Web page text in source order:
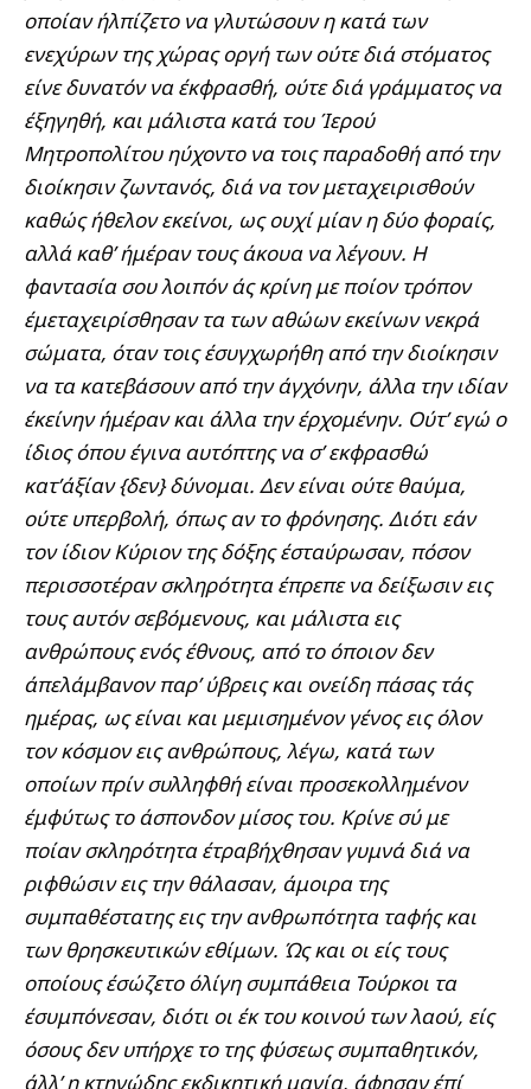
οποίαν ήλπίζετο να γλυτώσουν η κατά των
ενεχύρων της χώρας οργή των ούτε διά στόματος
είνε δυνατόν να έκφρασθή, ούτε διά γράμματος να
έξηγηθή, και μάλιστα κατά του Ίερού
Μητροπολίτου ηύχοντο να τοις παραδοθή από την
διοίκησιν ζωντανός, διά να τον μεταχειρισθούν
καθώς ήθελον εκείνοι, ως ουχί μίαν η δύο φοραίς,
αλλά καθ’ ήμέραν τους άκουα να λέγουν. Η
φαντασία σου λοιπόν άς κρίνη με ποίον τρόπον
έμεταχειρίσθησαν τα των αθώων εκείνων νεκρά
σώματα, όταν τοις έσυγχωρήθη από την διοίκησιν
να τα κατεβάσουν από την άγχόνην, άλλα την ιδίαν
έκείνην ήμέραν και άλλα την έρχομένην. Ούτ’ εγώ ο
ίδιος όπου έγινα αυτόπτης να σ’ εκφρασθώ
κατ’άξίαν {δεν} δύνομαι. Δεν είναι ούτε θαύμα,
ούτε υπερβολή, όπως αν το φρόνησης. Διότι εάν
τον ίδιον Κύριον της δόξης έσταύρωσαν, πόσον
περισσοτέραν σκληρότητα έπρεπε να δείξωσιν εις
τους αυτόν σεβόμενους, και μάλιστα εις
ανθρώπους ενός έθνους, από το όποιον δεν
άπελάμβανον παρ’ ύβρεις και ονείδη πάσας τάς
ημέρας, ως είναι και μεμισημένον γένος εις όλον
τον κόσμον εις ανθρώπους, λέγω, κατά των
οποίων πρίν συλληφθή είναι προσεκολλημένον
έμφύτως το άσπονδον μίσος του. Κρίνε σύ με
ποίαν σκληρότητα έτραβήχθησαν γυμνά διά να
ριφθώσιν εις την θάλασαν, άμοιρα της
συμπαθέστατης εις την ανθρωπότητα ταφής και
των θρησκευτικών εθίμων. Ώς και οι είς τους
οποίους έσώζετο όλίγη συμπάθεια Τούρκοι τα
έσυμπόνεσαν, διότι οι έκ του κοινού των λαού, είς
όσους δεν υπήρχε το της φύσεως συμπαθητικόν,
άλλ’ η κτηνώδης εκδικητική μανία, άφησαν έπί